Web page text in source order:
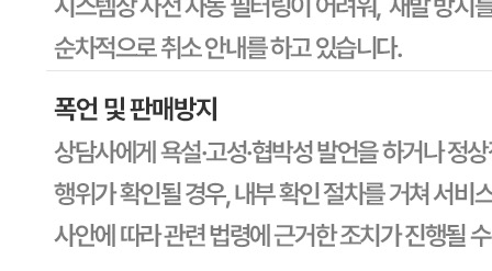
판매자명
CJ프레시웨이
문의번호
반품/교환
반품 배송비: 30,000원
교환 배송비: 30,000원
주의사항